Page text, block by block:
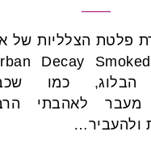
פלטת הצלליות של
Decay
כמו
לאהבתי
ולהעביר…